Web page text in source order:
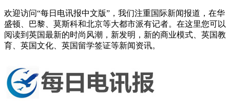
欢迎访问“每日电讯报中文版”，我们注重国际新闻报道，在华
盛顿、巴黎、莫斯科和北京等大都市派有记者。在这里您可以
阅读到英国最新的时尚风潮，新发明，新的商业模式、英国教
育、英国文化、英国留学签证等新闻资讯。